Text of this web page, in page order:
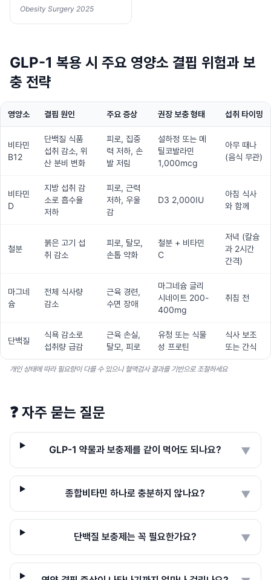
Obesity Surgery 2025
GLP-1 복용 시 주요 영양소 결핍 위험과 보
충 전략
영양소 결핍 원인 주요 증상 권장 보충 형태 섭취 타이밍
비타민
B12
단백질 식품
섭취 감소, 위
산 분비 변화
피로, 집중
력 저하, 손
발 저림
설하정 또는 메
틸코발라민
1,000mcg
아무 때나
(음식 무관)
비타민
D
지방 섭취 감
소로 흡수율
저하
피로, 근력
저하, 우울
감
D3 2,000IU
아침 식사
와 함께
철분
붉은 고기 섭
취 감소
피로, 탈모,
손톱 약화
철분 + 비타민
C
저녁 (칼슘
과 2시간
간격)
마그네
슘
전체 식사량
감소
근육 경련,
수면 장애
마그네슘 글리
시네이트 200-
400mg
취침 전
단백질
식욕 감소로
섭취량 급감
근육 손실,
탈모, 피로
유청 또는 식물
성 프로틴
식사 보조
또는 간식
개인 상태에 따라 필요량이 다를 수 있으니 혈액검사 결과를 기반으로 조절하세요
❓ 자주 묻는 질문
GLP-1 약물과 보충제를 같이 먹어도 되나요? ▼
종합비타민 하나로 충분하지 않나요? ▼
단백질 보충제는 꼭 필요한가요? ▼